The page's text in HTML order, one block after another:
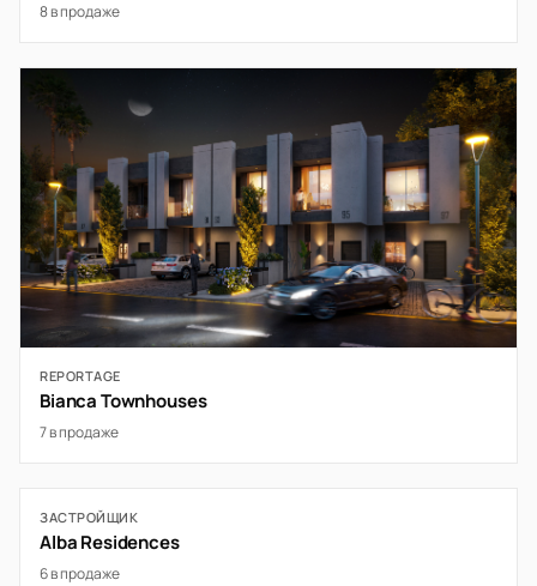
8 в продаже
REPORTAGE
Bianca Townhouses
7 в продаже
ЗАСТРОЙЩИК
Alba Residences
6 в продаже